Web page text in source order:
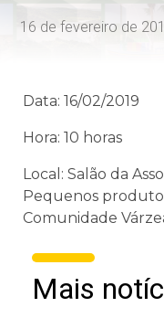
16 de fevereiro de
Data: 16/02/2019
Hora: 10 horas
Local: Salão da
Pequenos
Comunidade
Mais